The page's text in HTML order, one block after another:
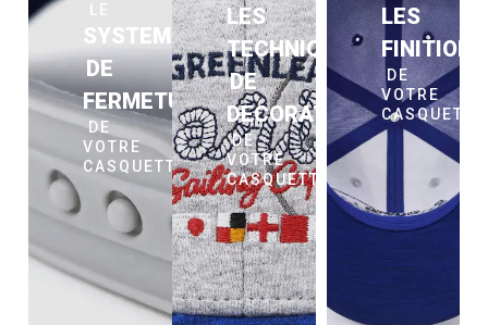
LE
SYSTEME
DE
FERMETURE
DE
VOTRE
CASQUETTE
LES
TECHNIQUES
DE
DECORATION
DE
VOTRE
CASQUETTE
LES
DE
VOTRE